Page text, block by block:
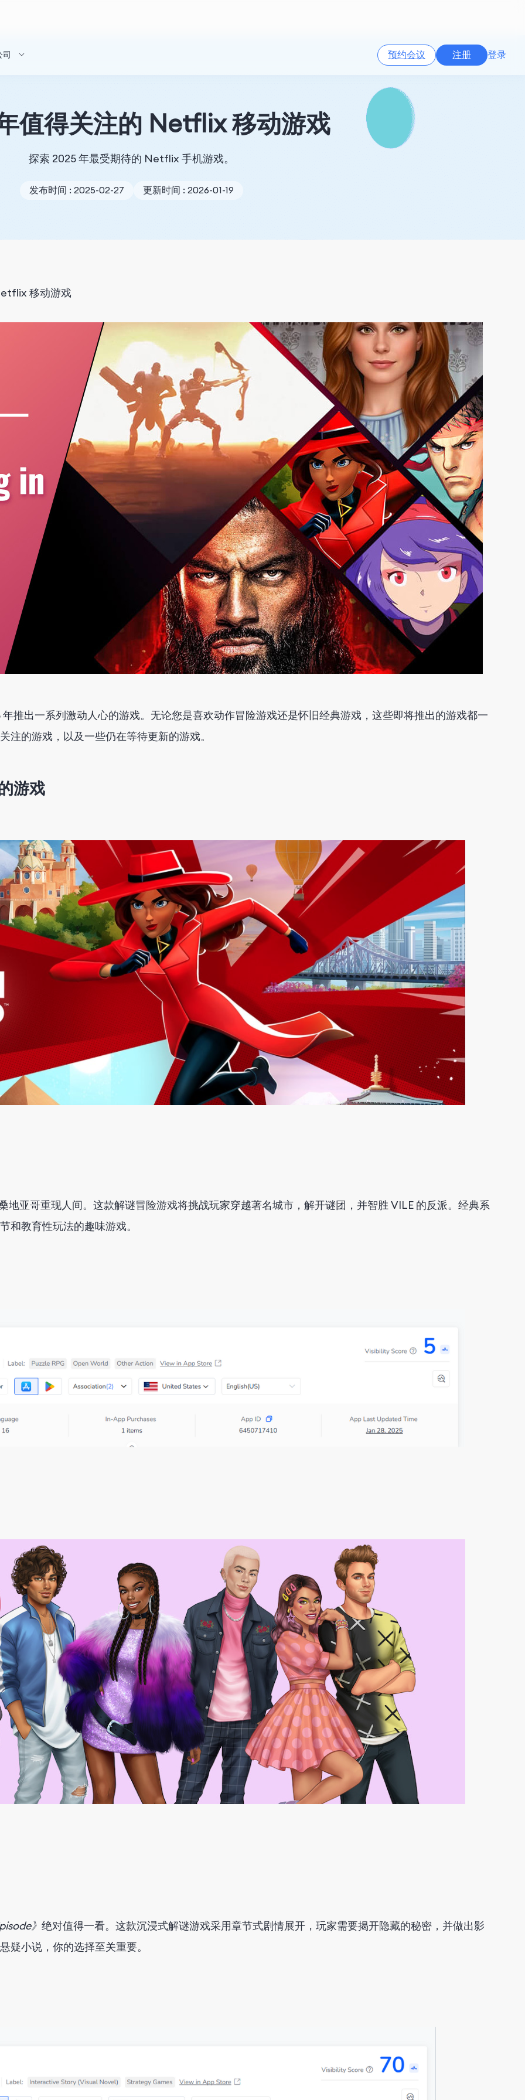
司 预约会议 注册 登录
值得关注的 Netflix 移动游戏
探索 2025 年最受期待的 Netflix 手机游戏。
发布时间 : 2025-02-27 更新时间 : 2026-01-19
移动游戏
推出一系列激动人心的游戏。无论您是喜欢动作冒险游戏还是怀旧经典游戏，这些即将推出的游戏都一
的游戏，以及一些仍在等待更新的游戏。
游戏
亚哥重现人间。这款解谜冒险游戏将挑战玩家穿越著名城市，解开谜团，并智胜 VILE 的反派。经典系
和教育性玩法的趣味游戏。
》 绝对值得一看。这款沉浸式解谜游戏采用章节式剧情展开，玩家需要揭开隐藏的秘密，并做出影
疑小说，你的选择至关重要。